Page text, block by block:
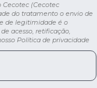
Cecotec (Cecotec
do tratamento o envio de
de legitimidade é o
acesso, retificação,
Política de privacidade